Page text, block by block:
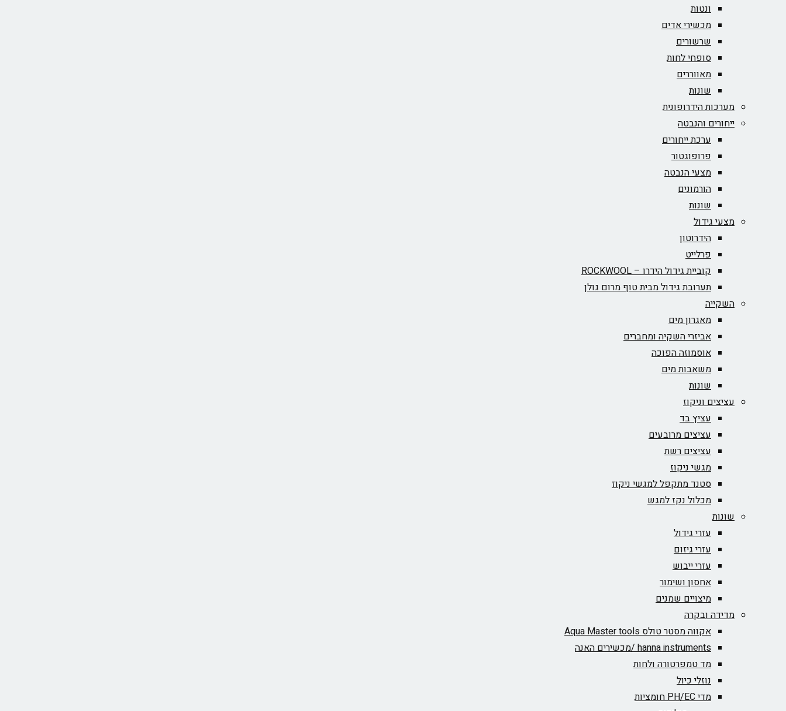
ונטות
מכשירי אדים
שרשורים
סופחי לחות
מאווררים
שונות
מערכות הידרופונית
ייחורים והנבטה
ערכת ייחורים
פרופוגטור
מצעי הנבטה
הורמונים
שונות
מצעי גידול
הידרוטון
פרלייט
קוביית גידול הידרו – ROCKWOOL‏
תערובת גידול מבית טוף מרום גולן
השקייה
מאגרון מים
אביזרי השקיה ומחברים
אוסמוזה הפוכה
משאבות מים
שונות
עציצים וניקוז
עציץ בד
עציצים מרובעים
עציצים רשת
מגשי ניקוז
סטנד מתקפל למגשי ניקוז
מכלול נקז למגש
שונות
עזרי גידול
עזרי גיזום
עזרי ייבוש
אחסון ושימור
מיצויים שמנים
מדידה ובקרה
אקווה מסטר טולס Aqua Master tools
hanna instruments /מכשירים האנה
מד טמפרטורה ולחות
נוזלי כיול
מדי PH/EC חומציות